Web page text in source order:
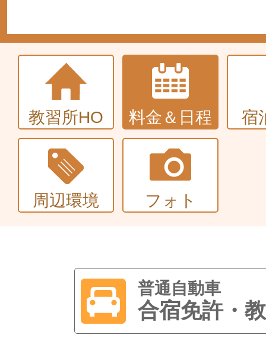
教習所HO 料金＆日程 宿
周辺環境 フォト
普通自動車
合宿免許・